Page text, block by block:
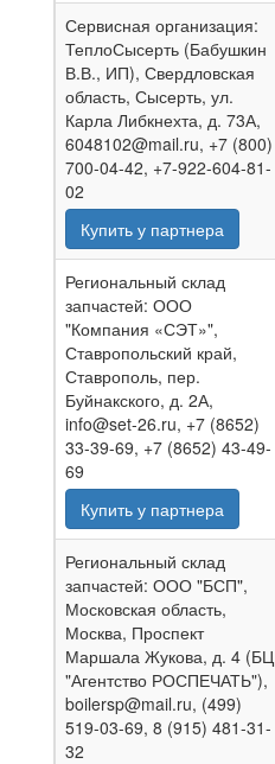
Сервисная организация:
ТеплоСысерть (Бабушкин
В.В., ИП), Свердловская
область, Сысерть, ул.
Карла Либкнехта, д. 73А,
6048102@mail.ru, +7 (800)
700-04-42, +7-922-604-81-
02
Купить у партнера
Региональный склад
запчастей: ООО
"Компания «СЭТ»",
Ставропольский край,
Ставрополь, пер.
Буйнакского, д. 2А,
info@set-26.ru, +7 (8652)
33-39-69, +7 (8652) 43-49-
69
Купить у партнера
Региональный склад
запчастей: ООО "БСП",
Московская область,
Москва, Проспект
Маршала Жукова, д. 4 (БЦ
"Агентство РОСПЕЧАТЬ"),
boilersp@mail.ru, (499)
519-03-69, 8 (915) 481-31-
32